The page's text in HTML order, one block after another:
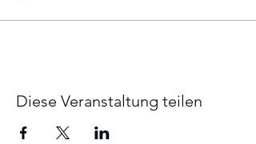
Diese Veranstaltung teilen